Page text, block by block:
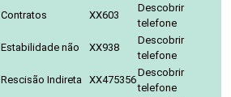
Contratos XX603
Descobrir
telefone
Estabilidade não XX938
Descobrir
telefone
Rescisão Indireta XX475356
Descobrir
telefone